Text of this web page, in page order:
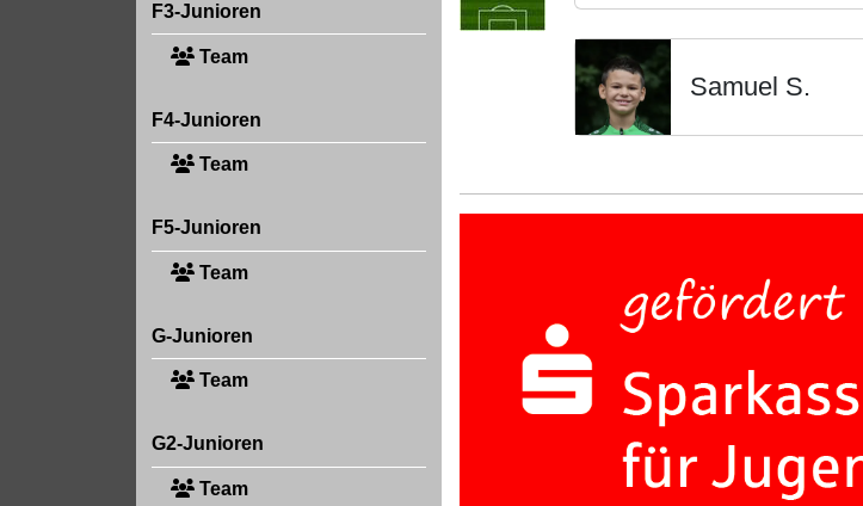
F3-Junioren
Team
F4-Junioren
Team
F5-Junioren
Team
G-Junioren
Team
G2-Junioren
Team
Samuel S.